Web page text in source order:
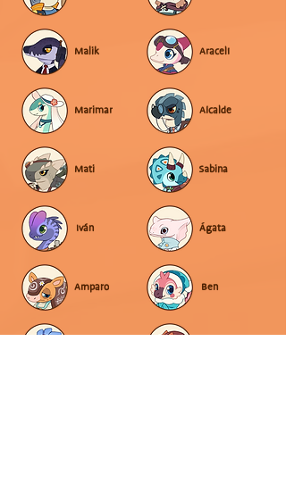
Malik
Marimar
Mati
Iván
Amparo
Araceli
Alcalde
Sabina
Ágata
Ben